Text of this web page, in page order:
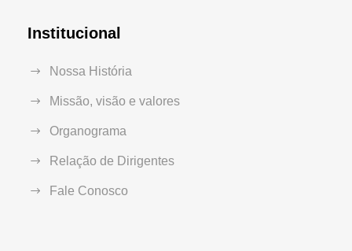
Institucional
Nossa História
Missão, visão e valores
Organograma
Relação de Dirigentes
Fale Conosco